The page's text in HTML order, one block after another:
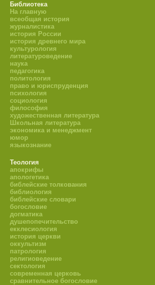
Библиотека
На главную
всеобщая история
журналистика
история России
история древнего мира
культурология
литературоведение
наука
педагогика
политология
право и юриспруденция
психология
социология
философия
художественная литература
Школьная литература
экономика и менеджмент
юмор
языкознание
Теология
апокрифы
апологетика
библейские толкования
библиология
библейские словари
богословие
догматика
душепопечительство
екклесиология
история церкви
оккультизм
патрология
религиоведение
сектология
современная церковь
сравнительное богословие